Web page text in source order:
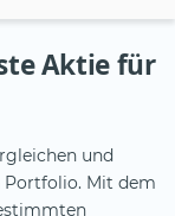
Aktie für
und
Portfolio. Mit dem